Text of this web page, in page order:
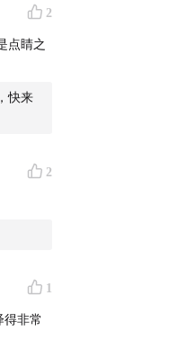
2
点睛之
快来
2
1
非常